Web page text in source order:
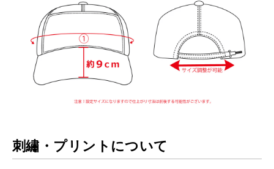
刺繡・プリントについて